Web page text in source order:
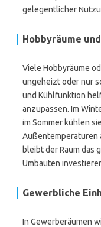
gelegentlicher
Hobbyräume
Viele Hobbyräume
ungeheizt oder nur
und Kühlfunktion
anzupassen. Im
im Sommer kühlen
Außentemperaturen
bleibt der Raum das
Umbauten
Gewerbliche
In Gewerberäumen